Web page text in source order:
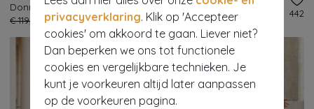
privacyverklaring. Klik op 'Accepteer
cookies' om akkoord te gaan. Liever niet?
Dan beperken we ons tot functionele
cookies en vergelijkbare technieken. Je
kunt je voorkeuren altijd later aanpassen
op de voorkeuren pagina.
Donna Shift travel jurk in zwart
€ 119,95
€ 47,95
323
Nancy jurk in dieprood
€ 139,95 € 55,95
442